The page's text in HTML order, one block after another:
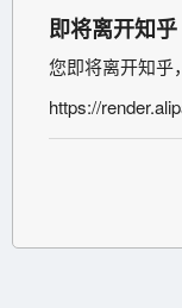
即将离开知乎
您即将离开知乎